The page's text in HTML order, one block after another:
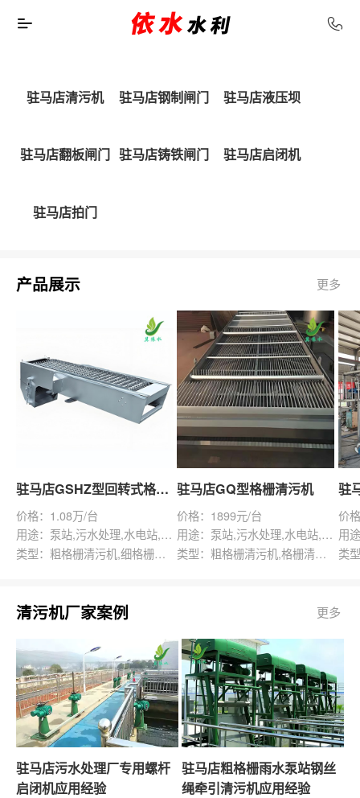
驻马店清污机 驻马店钢制闸门 驻马店液压坝
驻马店翻板闸门 驻马店铸铁闸门 驻马店启闭机
驻马店拍门
产品展示 更多
驻马店GSHZ型回转式格栅除污机
价格：1.08万/台
用途：泵站,污水处理,水电站,自来水厂,渠道,水产养殖,化工,纺织,给排水工程
类型：粗格栅清污机,细格栅清污机,格栅清污机,回转式清污机
驻马店GQ型格栅清污机
价格：1899元/台
用途：泵站,污水处理,水电站,自来水厂,给排水工程
类型：粗格栅清污机,格栅清污机,回转式清污机
价
清污机厂家案例 更多
驻马店污水处理厂专用螺杆
启闭机应用经验
驻马店粗格栅雨水泵站钢丝
绳牵引清污机应用经验